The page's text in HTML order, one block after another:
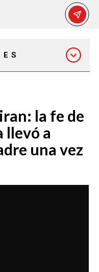
PM
PM
la fe de
llevó a
una vez